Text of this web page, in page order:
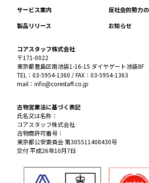
サービス案内
反社会的勢力
製品リリース
お知らせ
コアスタッフ株式会社
〒171-0022
東京都豊島区南池袋1-16-15 ダイヤゲート池袋8F
TEL：03-5954-1360 / FAX：03-5954-1363
mail：info@corestaff.co.jp
古物営業法に基づく表記
氏名又は名称：
コアスタッフ株式会社
古物商許可番号：
東京都公安委員会 第305511408430号
交付 平成26年10月7日